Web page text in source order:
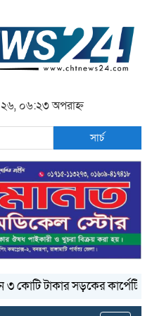
০৬:২৩ অপরাহ্ন
সার্চ
টাকার সড়কের কার্পেটিং উঠে